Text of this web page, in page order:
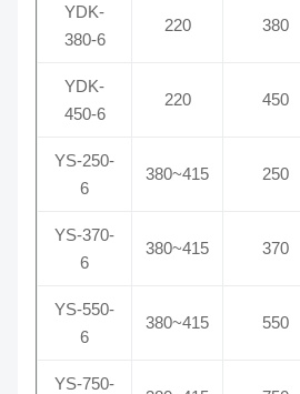
YDK-
380-6
220 380
YDK-
450-6
220 450
YS-250-
6
380~415 250
YS-370-
6
380~415 370
YS-550-
6
380~415 550
YS-750-